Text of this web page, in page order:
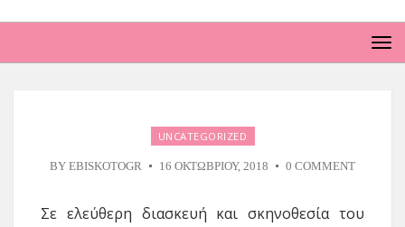
UNCATEGORIZED
BY EBISKOTOGR 16 ΟΚΤΩΒΡΊΟΥ, 2018 0 COMMENT
Σε ελεύθερη διασκευή και σκηνοθεσία του